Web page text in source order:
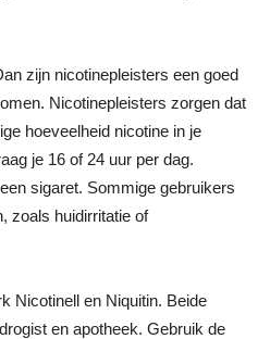
zijn nicotinepleisters een goed
Nicotinepleisters zorgen dat
hoeveelheid nicotine in je
je 16 of 24 uur per dag.
sigaret. Sommige gebruikers
zoals huidirritatie of
Nicotinell en Niquitin. Beide
en apotheek. Gebruik de